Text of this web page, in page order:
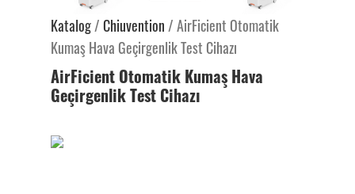
Katalog/Chiuvention /AirFicient Otomatik
Kumaş Hava Geçirgenlik Test Cihazı
AirFicient Otomatik Kumaş Hava
Geçirgenlik Test Cihazı